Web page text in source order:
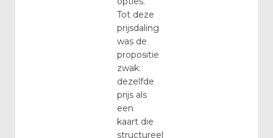
Tot deze
prijsdaling
was de
propositie
zwak:
dezelfde
prijs als
een
kaart die
structureel